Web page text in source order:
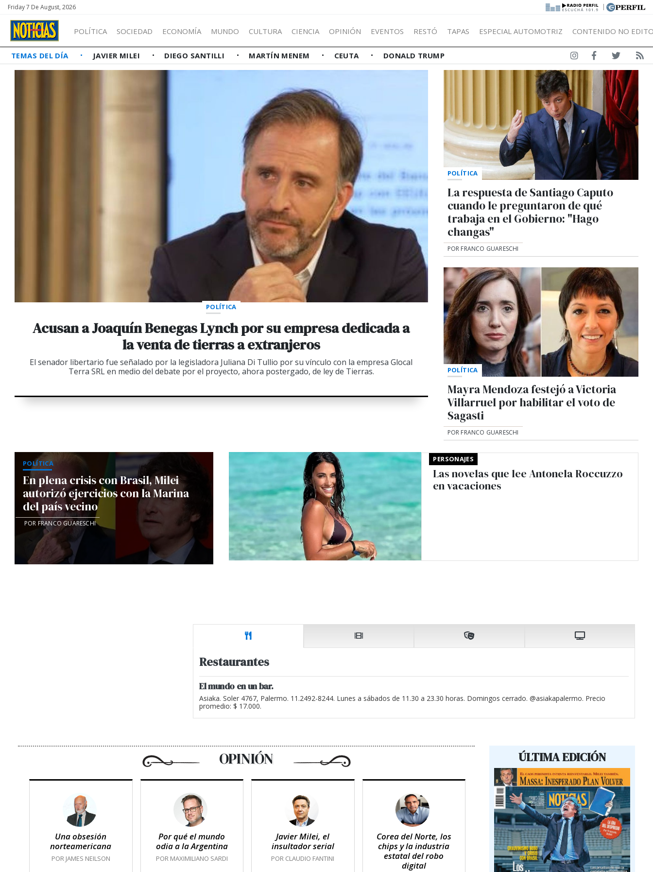
Friday 7 De August, 2026 |
POLÍTICA SOCIEDAD ECONOMÍA MUNDO CULTURA CIENCIA OPINIÓN EVENTOS RESTÓ TAPAS ESPECIAL AUTOMOTRIZ CONTENIDO NO
TEMAS DEL DÍA JAVIER MILEI DIEGO SANTILLI MARTÍN MENEM CEUTA DONALD TRUMP
POLÍTICA
Acusan a Joaquín Benegas Lynch por su empresa dedicada a
la venta de tierras a extranjeros
El senador libertario fue señalado por la legisladora Juliana Di Tullio por su vínculo con la empresa Glocal
Terra SRL en medio del debate por el proyecto, ahora postergado, de ley de Tierras.
POLÍTICA
La respuesta de Santiago Caputo
cuando le preguntaron de qué
trabaja en el Gobierno: "Hago
changas"
POR FRANCO GUARESCHI
POLÍTICA
Mayra Mendoza festejó a Victoria
Villarruel por habilitar el voto de
Sagasti
POR FRANCO GUARESCHI
POLÍTICA
En plena crisis con Brasil, Milei
autorizó ejercicios con la Marina
del país vecino
POR FRANCO GUARESCHI
PERSONAJES
Las novelas que lee Antonela Roccuzzo
en vacaciones
Restaurantes
El mundo en un bar.
Asiaka. Soler 4767, Palermo. 11.2492-8244. Lunes a sábados de 11.30 a 23.30 horas. Domingos cerrado. @asiakapalermo. Precio
promedio: $ 17.000.
OPINIÓN
Una obsesión
norteamericana
POR JAMES NEILSON
Por qué el mundo
odia a la Argentina
POR MAXIMILIANO SARDI
Javier Milei, el
insultador serial
POR CLAUDIO FANTINI
Corea del Norte, los
chips y la industria
estatal del robo
digital
ÚLTIMA EDICIÓN